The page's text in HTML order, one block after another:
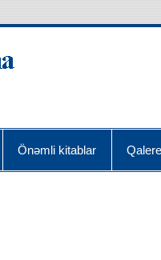
AQRA
Önəmli kitablar